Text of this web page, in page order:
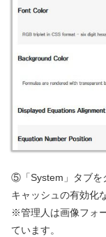
⑤「System」タブを
キャッシュの有効化
※管理人は画像フォ
ています。